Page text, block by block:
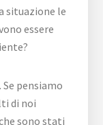
situazione le
essere
pensiamo
di noi
sono stati